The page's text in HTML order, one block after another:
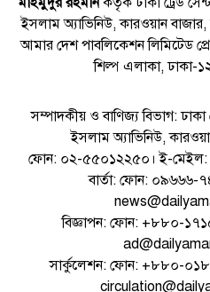
ইসলাম অ্যাভিনিউ, কারওয়ান
আমার দেশ পাবলিকেশন লিমিটেড
শিল্প এলাকা, ঢাকা-
সম্পাদকীয় ও বাণিজ্য বিভাগ:
ইসলাম অ্যাভিনিউ,
ফোন: ০২-৫৫০১২২৫০। ই-
বার্তা: ফোন:
বিজ্ঞাপন: ফোন: +৮৮০-
সার্কুলেশন: ফোন: +৮৮০-